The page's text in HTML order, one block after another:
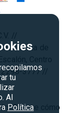
tu
Al
Política
venta de
3777 //
Conoce cómo